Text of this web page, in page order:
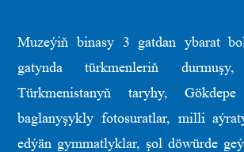
Muzeýiň binasy 3 gatdan ybarat
gatynda türkmenleriň durmuşy,
Türkmenistanyň taryhy,
baglanyşykly fotosuratlar, milli
edýän gymmatlyklar, şol döwürde